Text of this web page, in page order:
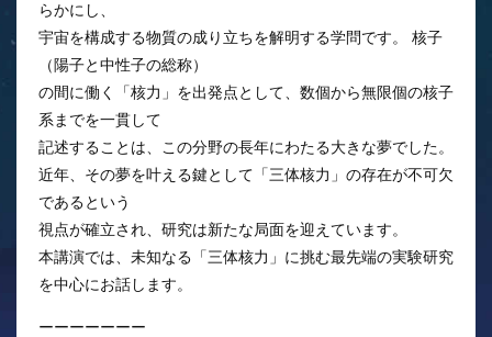
らかにし、
宇宙を構成する物質の成り立ちを解明する学問です。 核子
（陽子と中性子の総称）
の間に働く「核力」を出発点として、数個から無限個の核子
系までを一貫して
記述することは、この分野の長年にわたる大きな夢でした。
近年、その夢を叶える鍵として「三体核力」の存在が不可欠
であるという
視点が確立され、研究は新たな局面を迎えています。
本講演では、未知なる「三体核力」に挑む最先端の実験研究
を中心にお話します。
ーーーーーーー